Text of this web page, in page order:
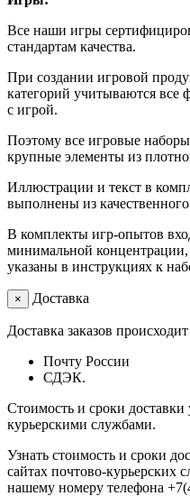
Все наши игры
стандартам качества.
При создании игровой
категорий учитываются все
с игрой.
Поэтому все игровые
крупные элементы из
Иллюстрации и текст в
выполнены из
В комплекты игр-опытов
минимальной
указаны в инструкциях к
× Доставка
Доставка заказов происходит
Почту России
СДЭК.
Стоимость и сроки доставки
курьерскими службами.
Узнать стоимость и сроки
сайтах почтово-курьерских
нашему номеру телефона